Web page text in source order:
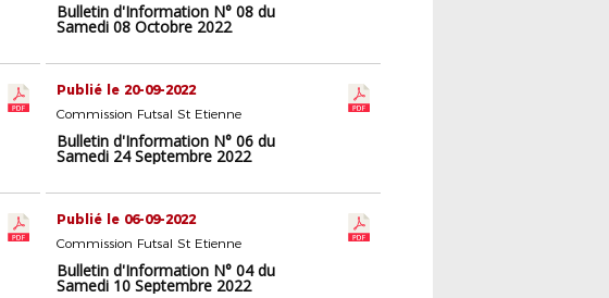
Bulletin d'Information N° 08 du
Samedi 08 Octobre 2022
Publié le 20-09-2022
Commission Futsal St Etienne
Bulletin d'Information N° 06 du
Samedi 24 Septembre 2022
Publié le 06-09-2022
Commission Futsal St Etienne
Bulletin d'Information N° 04 du
Samedi 10 Septembre 2022